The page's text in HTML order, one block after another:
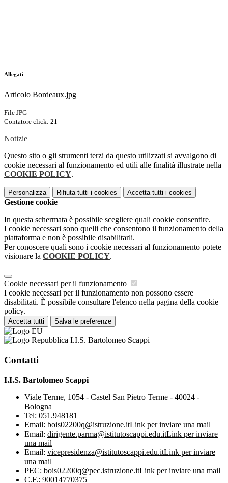
Allegati
Articolo Bordeaux.jpg
File JPG
Contatore click: 21
Notizie
Questo sito o gli strumenti terzi da questo utilizzati si avvalgono di
cookie necessari al funzionamento ed utili alle finalità illustrate nella
COOKIE POLICY.
Personalizza Rifiuta tutti i cookies Accetta tutti i cookies
Gestione cookie
In questa schermata è possibile scegliere quali cookie consentire.
I cookie necessari sono quelli che consentono il funzionamento della
piattaforma e non è possibile disabilitarli.
Per conoscere quali sono i cookie necessari al funzionamento potete
visionare la COOKIE POLICY.
Cookie necessari per il funzionamento
I cookie necessari per il funzionamento non possono essere
disabilitati. È possibile consultare l'elenco nella pagina della cookie
policy.
Accetta tutti Salva le preferenze
I.I.S. Bartolomeo Scappi
Contatti
I.I.S. Bartolomeo Scappi
Viale Terme, 1054 - Castel San Pietro Terme - 40024 -
Bologna
Tel: 051.948181
Email: bois02200q@istruzione.itLink per inviare una mail
Email: dirigente.parma@istitutoscappi.edu.itLink per inviare
una mail
Email: vicepresidenza@istitutoscappi.edu.itLink per inviare
una mail
PEC: bois02200q@pec.istruzione.itLink per inviare una mail
C.F.: 90014770375